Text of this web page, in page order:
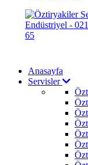
Anasayfa
Servisler